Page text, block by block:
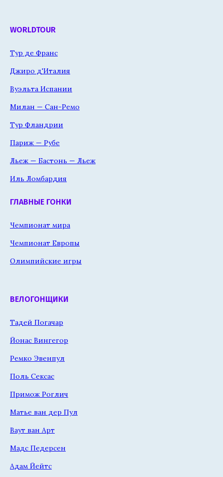
WORLDTOUR
Тур де Франс
Джиро д'Италия
Вуэльта Испании
Милан — Сан-Ремо
Тур Фландрии
Париж — Рубе
Льеж — Бастонь — Льеж
Иль Ломбардия
ГЛАВНЫЕ ГОНКИ
Чемпионат мира
Чемпионат Европы
Олимпийские игры
ВЕЛОГОНЩИКИ
Тадей Погачар
Йонас Вингегор
Ремко Эвенпул
Поль Сексас
Примож Роглич
Матье ван дер Пул
Ваут ван Арт
Мадс Педерсен
Адам Йейтс